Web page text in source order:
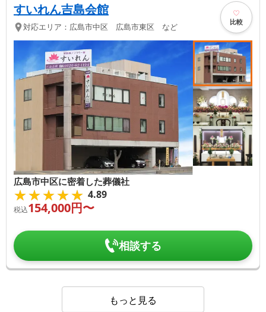
すいれん吉島会館
対応エリア： 広島市中区 広島市東区 など 比較
広島市中区に密着した葬儀社
★★★★★
★★★★★ 4.89
税込154,000円〜
相談する
もっと見る